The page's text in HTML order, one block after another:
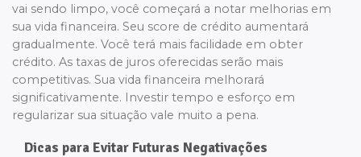
vai sendo limpo, você começará a notar melhorias em
sua vida financeira. Seu score de crédito aumentará
gradualmente. Você terá mais facilidade em obter
crédito. As taxas de juros oferecidas serão mais
competitivas. Sua vida financeira melhorará
significativamente. Investir tempo e esforço em
regularizar sua situação vale muito a pena.
Dicas para Evitar Futuras Negativações